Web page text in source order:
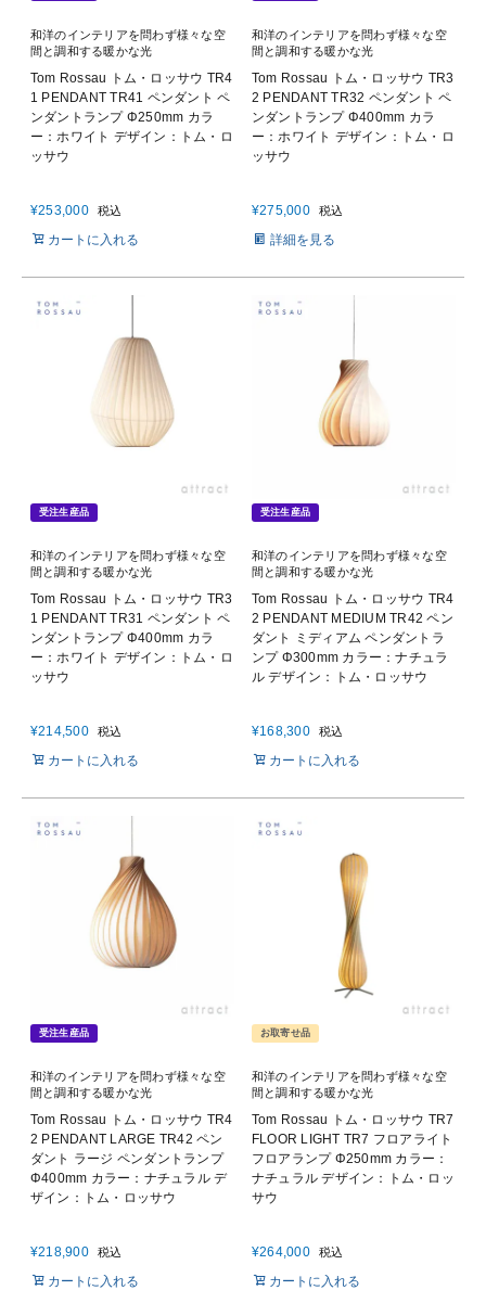
和洋のインテリアを問わず様々な空
間と調和する暖かな光
Tom Rossau トム・ロッサウ TR4
1 PENDANT TR41 ペンダント ペ
ンダントランプ Φ250mm カラ
ー：ホワイト デザイン：トム・ロ
ッサウ
¥253,000 税込
カートに入れる
和洋のインテリアを問わず様々な空
間と調和する暖かな光
Tom Rossau トム・ロッサウ TR3
2 PENDANT TR32 ペンダント ペ
ンダントランプ Φ400mm カラ
ー：ホワイト デザイン：トム・ロ
ッサウ
¥275,000 税込
詳細を見る
受注生産品
和洋のインテリアを問わず様々な空
間と調和する暖かな光
Tom Rossau トム・ロッサウ TR3
1 PENDANT TR31 ペンダント ペ
ンダントランプ Φ400mm カラ
ー：ホワイト デザイン：トム・ロ
ッサウ
¥214,500 税込
カートに入れる
受注生産品
和洋のインテリアを問わず様々な空
間と調和する暖かな光
Tom Rossau トム・ロッサウ TR4
2 PENDANT MEDIUM TR42 ペン
ダント ミディアム ペンダントラ
ンプ Φ300mm カラー：ナチュラ
ル デザイン：トム・ロッサウ
¥168,300 税込
カートに入れる
受注生産品
和洋のインテリアを問わず様々な空
間と調和する暖かな光
Tom Rossau トム・ロッサウ TR4
2 PENDANT LARGE TR42 ペン
ダント ラージ ペンダントランプ
Φ400mm カラー：ナチュラル デ
ザイン：トム・ロッサウ
¥218,900 税込
カートに入れる
お取寄せ品
和洋のインテリアを問わず様々な空
間と調和する暖かな光
Tom Rossau トム・ロッサウ TR7
FLOOR LIGHT TR7 フロアライト
フロアランプ Φ250mm カラー：
ナチュラル デザイン：トム・ロッ
サウ
¥264,000 税込
カートに入れる